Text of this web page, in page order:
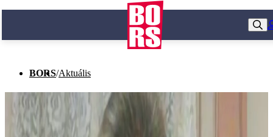
BORS/Aktuális